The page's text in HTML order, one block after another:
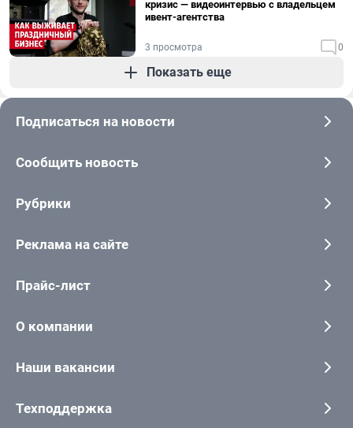
кризис — видеоинтервью с владельцем
ивент-агентства
3 просмотра 0
Показать еще
Подписаться на новости
Сообщить новость
Рубрики
Реклама на сайте
Прайс-лист
О компании
Наши вакансии
Техподдержка